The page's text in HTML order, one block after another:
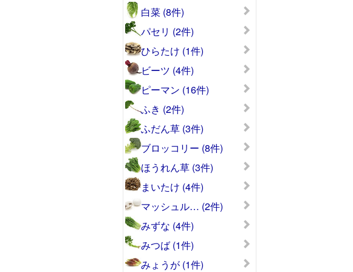
白菜 (8件)
パセリ (2件)
ひらたけ (1件)
ビーツ (4件)
ピーマン (16件)
ふき (2件)
ふだん草 (3件)
ブロッコリー (8件)
ほうれん草 (3件)
まいたけ (4件)
マッシュル… (2件)
みずな (4件)
みつば (1件)
みょうが (1件)